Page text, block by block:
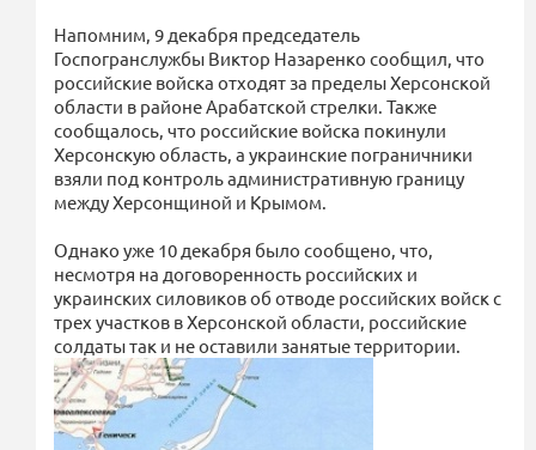
Напомним, 9 декабря председатель
Госпогранслужбы Виктор Назаренко сообщил, что
российские войска отходят за пределы Херсонской
области в районе Арабатской стрелки. Также
сообщалось, что российские войска покинули
Херсонскую область, а украинские пограничники
взяли под контроль административную границу
между Херсонщиной и Крымом.
Однако уже 10 декабря было сообщено, что,
несмотря на договоренность российских и
украинских силовиков об отводе российских войск с
трех участков в Херсонской области, российские
солдаты так и не оставили занятые территории.